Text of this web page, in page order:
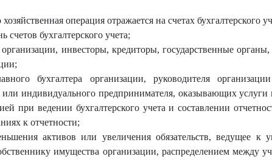
операция отражается на счетах бухгалтерского
счетов бухгалтерского учета;
инвесторы, кредиторы, государственные
бухгалтера организации, руководителя
или индивидуального предпринимателя, оказывающих
при ведении бухгалтерского учета и составлении
к отчетности;
активов или увеличения обязательств, ведущее к
имущества организации, распределением между